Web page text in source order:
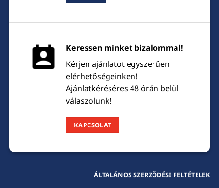
Keressen minket bizalommal!
Kérjen ajánlatot egyszerűen
elérhetőségeinken!
Ajánlatkéréséres 48 órán belül
válaszolunk!
KAPCSOLAT
ÁLTALÁNOS SZERZŐDÉSI FELTÉTELEK